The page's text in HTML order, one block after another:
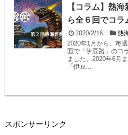
【コラム】熱
ら全６回でコラ
2020/2/16 熱
2020年1月から、毎
面で「伊豆路」のコ
ました。2020年6月
「伊豆...
スポンサーリンク